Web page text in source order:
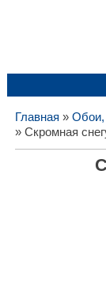
Главная » Обои,
» Скромная